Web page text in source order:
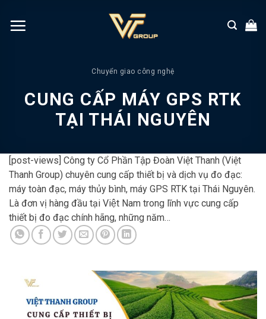
đến
nội
Chuyển giao công nghệ
CUNG CẤP MÁY GPS RTK
TẠI THÁI NGUYÊN
[post-views] Công ty Cổ Phần Tập Đoàn Việt Thanh (Việt
Thanh Group) chuyên cung cấp thiết bị và dịch vụ đo đạc:
máy toàn đạc, máy thủy bình, máy GPS RTK tại Thái Nguyên.
Là đơn vị hàng đầu tại Việt Nam trong lĩnh vực cung cấp
thiết bị đo đạc chính hãng, những năm…